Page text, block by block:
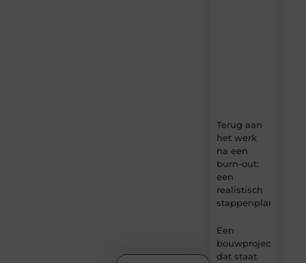
Terug aan
het werk
na een
burn-out:
een
realistisch
stappenplan
Een
bouwproject
dat staat